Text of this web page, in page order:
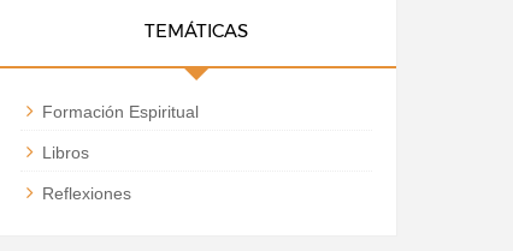
TEMÁTICAS
Formación Espiritual
Libros
Reflexiones